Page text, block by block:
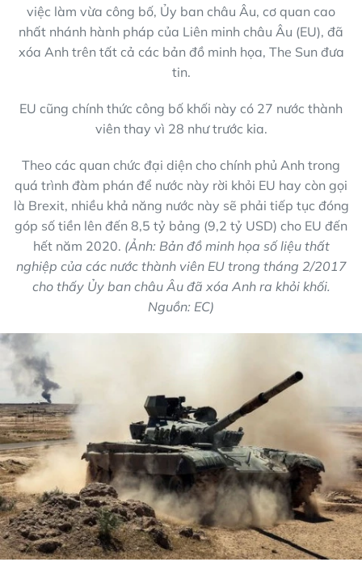
việc làm vừa công bố, Ủy ban châu Âu, cơ quan cao
nhất nhánh hành pháp của Liên minh châu Âu (EU), đã
xóa Anh trên tất cả các bản đồ minh họa, The Sun đưa
tin.
EU cũng chính thức công bố khối này có 27 nước thành
viên thay vì 28 như trước kia.
Theo các quan chức đại diện cho chính phủ Anh trong
quá trình đàm phán để nước này rời khỏi EU hay còn gọi
là Brexit, nhiều khả năng nước này sẽ phải tiếp tục đóng
góp số tiền lên đến 8,5 tỷ bảng (9,2 tỷ USD) cho EU đến
hết năm 2020. (Ảnh: Bản đồ minh họa số liệu thất
nghiệp của các nước thành viên EU trong tháng 2/2017
cho thấy Ủy ban châu Âu đã xóa Anh ra khỏi khối.
Nguồn: EC)